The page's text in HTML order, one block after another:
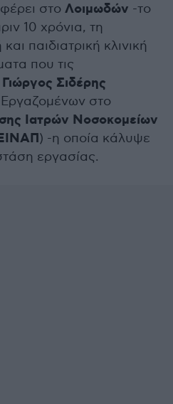
στο Λοιμωδών -το
10 χρόνια, τη
παιδιατρική κλινική
που τις
Γιώργος Σιδέρης
στο
Ιατρών Νοσοκομείων
) -η οποία κάλυψε
εργασίας.